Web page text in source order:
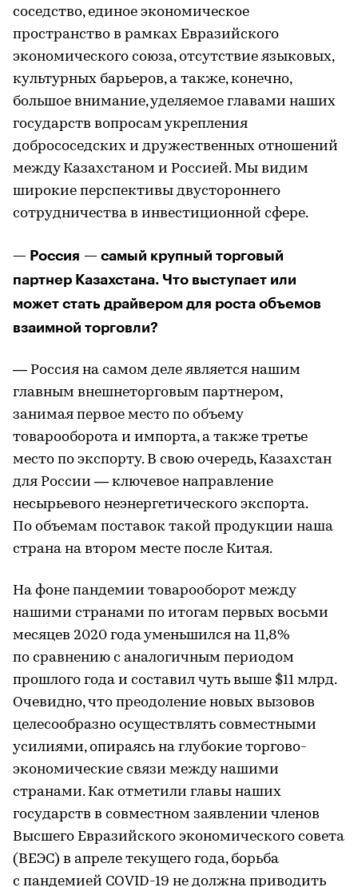
соседство, единое экономическое
пространство в рамках Евразийского
экономического союза, отсутствие языковых,
культурных барьеров, а также, конечно,
большое внимание, уделяемое главами наших
государств вопросам укрепления
добрососедских и дружественных отношений
между Казахстаном и Россией. Мы видим
широкие перспективы двустороннего
сотрудничества в инвестиционной сфере.
— Россия — самый крупный торговый
партнер Казахстана. Что выступает или
может стать драйвером для роста объемов
взаимной торговли?
— Россия на самом деле является нашим
главным внешнеторговым партнером,
занимая первое место по объему
товарооборота и импорта, а также третье
место по экспорту. В свою очередь, Казахстан
для России — ключевое направление
несырьевого неэнергетического экспорта.
По объемам поставок такой продукции наша
страна на втором месте после Китая.
На фоне пандемии товарооборот между
нашими странами по итогам первых восьми
месяцев 2020 года уменьшился на 11,8%
по сравнению с аналогичным периодом
прошлого года и составил чуть выше $11 млрд.
Очевидно, что преодоление новых вызовов
целесообразно осуществлять совместными
усилиями, опираясь на глубокие торгово-
экономические связи между нашими
странами. Как отметили главы наших
государств в совместном заявлении членов
Высшего Евразийского экономического совета
(ВЕЭС) в апреле текущего года, борьба
с пандемией COVID-19 не должна приводить